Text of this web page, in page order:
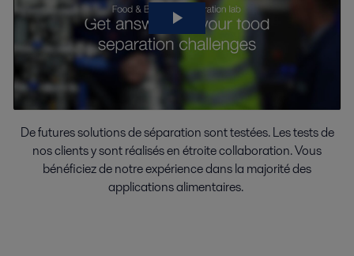
De futures solutions de séparation sont testées. Les tests de
nos clients y sont réalisés en étroite collaboration. Vous
bénéficiez de notre expérience dans la majorité des
applications alimentaires.